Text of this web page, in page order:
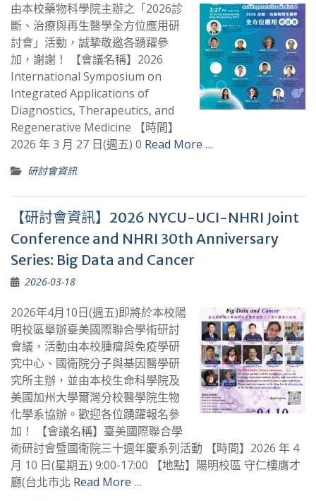
由本校藥物科學院主辦之「2026診
斷、治療與再生醫學全方位應用研
討會」活動，誠摯敬邀各踴躍參
加，謝謝！ 【會議名稱】2026
International Symposium on
Integrated Applications of
Diagnostics, Therapeutics, and
Regenerative Medicine 【時間】
2026 年 3 月 27 日(週五) 0 Read More …
研討會資訊
【研討會資訊】2026 NYCU-UCI-NHRI Joint
Conference and NHRI 30th Anniversary
Series: Big Data and Cancer
2026-03-18
2026年4月10日(週五)即將於本校陽
明校區舉辦臺美國際聯合學術研討
會議，活動由本校腫瘤與免疫學研
究中心、國衛院分子與基因醫學研
究所主辦，並由本校生命科學院及
美國加州大學爾灣分校醫學院生物
化學系協辦。歡迎各位踴躍報名參
加！ 【會議名稱】臺美國際聯合學
術研討會暨國衛院三十週年慶系列活動 【時間】2026 年 4
月 10 日(星期五) 9:00-17:00 【地點】陽明校區 守仁樓膺才
廳(台北市北 Read More …